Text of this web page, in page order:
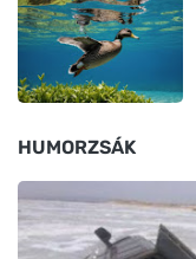
HUMORZSÁK